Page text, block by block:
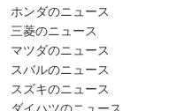
ホンダのニュース
三菱のニュース
マツダのニュース
スバルのニュース
スズキのニュース